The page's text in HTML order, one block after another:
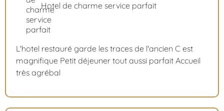
Hotel de charme service parfait
L'hotel restauré garde les traces de l'ancien C est
magnifique Petit déjeuner tout aussi parfait Accueil
très agrébal